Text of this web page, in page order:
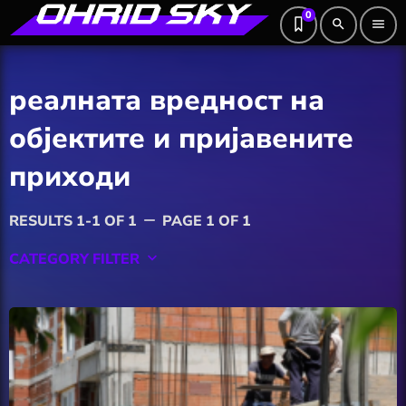
0
search menu
реалната вредност на
објектите и пријавените
приходи
RESULTS 1-1 OF 1 remove PAGE 1 OF 1
CATEGORY FILTER keyboard_arrow_down
Hobby
Software